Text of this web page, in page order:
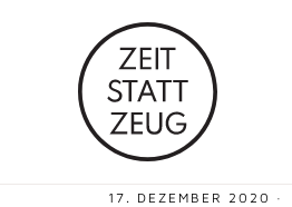
17. DEZEMBER 2020 ·